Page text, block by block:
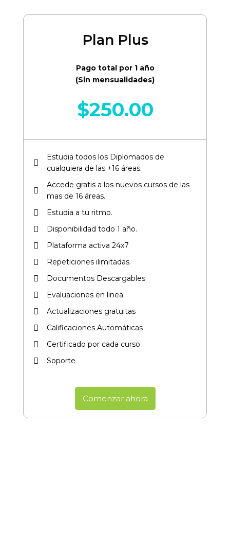
Plan Plus
Pago total por 1 año
(Sin mensualidades)
$250.00
Estudia todos los Diplomados de
cualquiera de las +16 áreas.​
Accede gratis a los nuevos cursos de las
mas de 16 áreas.​
Estudia a tu ritmo.
Disponibilidad todo 1 año.
Plataforma activa 24x7
Repeticiones ilimitadas.
Documentos Descargables
Evaluaciones en linea
Actualizaciones gratuitas
Calificaciones Automáticas
Certificado por cada curso​
Soporte
Comenzar ahora